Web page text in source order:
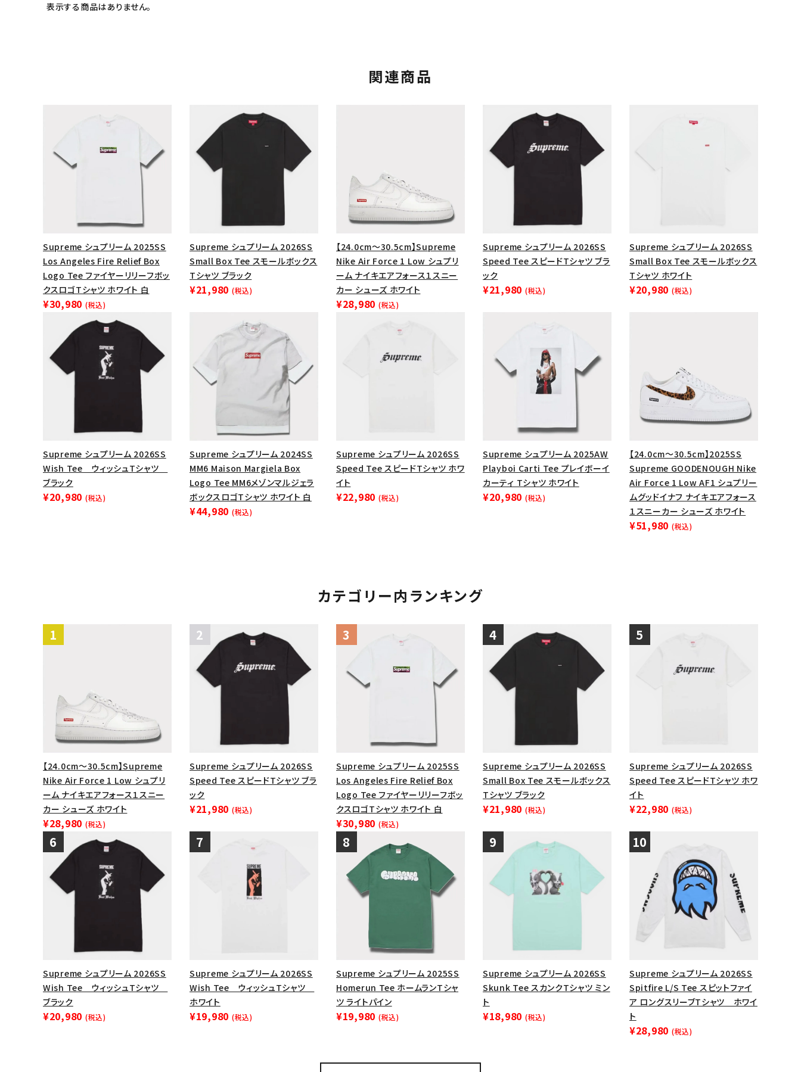
キーワードから探す
search
カテゴリーから探す コラボレーションブランドから探す
シーズンから探す 価格から探す
円 ～ 円
人気ワード
2025AW
Tシャツ・ロングスリーブ
キャップ・ハット
在庫のない商品を表示する
表示する商品はありません。
関連商品
Supreme シュプリーム 2025SS
Los Angeles Fire Relief Box
Logo Tee ファイヤーリリーフボッ
クスロゴTシャツ ホワイト 白
¥30,980 (税込)
Supreme シュプリーム 2026SS
Small Box Tee スモールボックス
Tシャツ ブラック
¥21,980 (税込)
【24.0cm～30.5cm】Supreme
Nike Air Force 1 Low シュプリ
ーム ナイキエアフォース１スニー
カー シューズ ホワイト
¥28,980 (税込)
Supreme シュプリーム 2026SS
Speed Tee スピードTシャツ ブラ
ック
¥21,980 (税込)
Supreme シュプリーム 2026SS
Small Box Tee スモールボックス
Tシャツ ホワイト
¥20,980 (税込)
Supreme シュプリーム 2026SS
Wish Tee ウィッシュTシャツ
ブラック
¥20,980 (税込)
Supreme シュプリーム 2024SS
MM6 Maison Margiela Box
Logo Tee MM6メゾンマルジェラ
ボックスロゴTシャツ ホワイト 白
¥44,980 (税込)
Supreme シュプリーム 2026SS
Speed Tee スピードTシャツ ホワ
イト
¥22,980 (税込)
Supreme シュプリーム 2025AW
Playboi Carti Tee プレイボーイ
カーティ Tシャツ ホワイト
¥20,980 (税込)
【24.0cm～30.5cm】2025SS
Supreme GOODENOUGH Nike
Air Force 1 Low AF1 シュプリー
ムグッドイナフ ナイキエアフォース
１スニーカー シューズ ホワイト
¥51,980 (税込)
カテゴリー内ランキング
【24.0cm～30.5cm】Supreme
Nike Air Force 1 Low シュプリ
ーム ナイキエアフォース１スニー
カー シューズ ホワイト
¥28,980 (税込)
Supreme シュプリーム 2026SS
Speed Tee スピードTシャツ ブラ
ック
¥21,980 (税込)
Supreme シュプリーム 2025SS
Los Angeles Fire Relief Box
Logo Tee ファイヤーリリーフボッ
クスロゴTシャツ ホワイト 白
¥30,980 (税込)
Supreme シュプリーム 2026SS
Small Box Tee スモールボックス
Tシャツ ブラック
¥21,980 (税込)
Supreme シュプリーム 2026SS
Speed Tee スピードTシャツ ホワ
イト
¥22,980 (税込)
Supreme シュプリーム 2026SS
Wish Tee ウィッシュTシャツ
ブラック
¥20,980 (税込)
Supreme シュプリーム 2026SS
Wish Tee ウィッシュTシャツ
ホワイト
¥19,980 (税込)
Supreme シュプリーム 2025SS
Homerun Tee ホームランTシャ
ツ ライトパイン
¥19,980 (税込)
Supreme シュプリーム 2026SS
Skunk Tee スカンクTシャツ ミン
ト
¥18,980 (税込)
Supreme シュプリーム 2026SS
Spitfire L/S Tee スピットファイ
ア ロングスリーブTシャツ ホワイ
ト
¥28,980 (税込)